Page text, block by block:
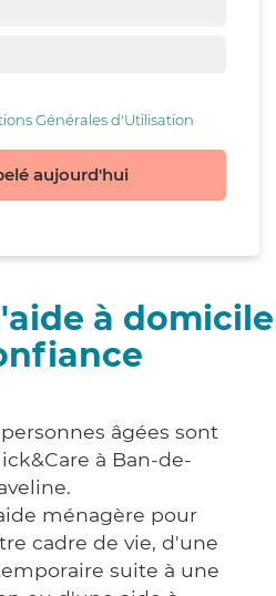
Générales d'Utilisation
aujourd'hui
à domicile
âgées sont
à Ban-de-
ménagère pour
cadre de vie, d'une
suite à une